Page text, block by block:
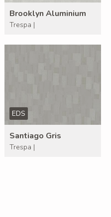
Brooklyn Aluminium
Trespa |
EDS
Santiago Gris
Trespa |